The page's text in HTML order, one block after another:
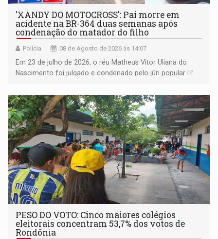
'XANDY DO MOTOCROSS': Pai morre em
acidente na BR-364 duas semanas após
condenação do matador do filho
Polícia 08 de Agosto de 2026 às 14:07
Em 23 de julho de 2026, o réu Matheus Vitor Uliana do
Nascimento foi julgado e condenado pelo júri popular
PESO DO VOTO: Cinco maiores colégios
eleitorais concentram 53,7% dos votos de
Rondônia